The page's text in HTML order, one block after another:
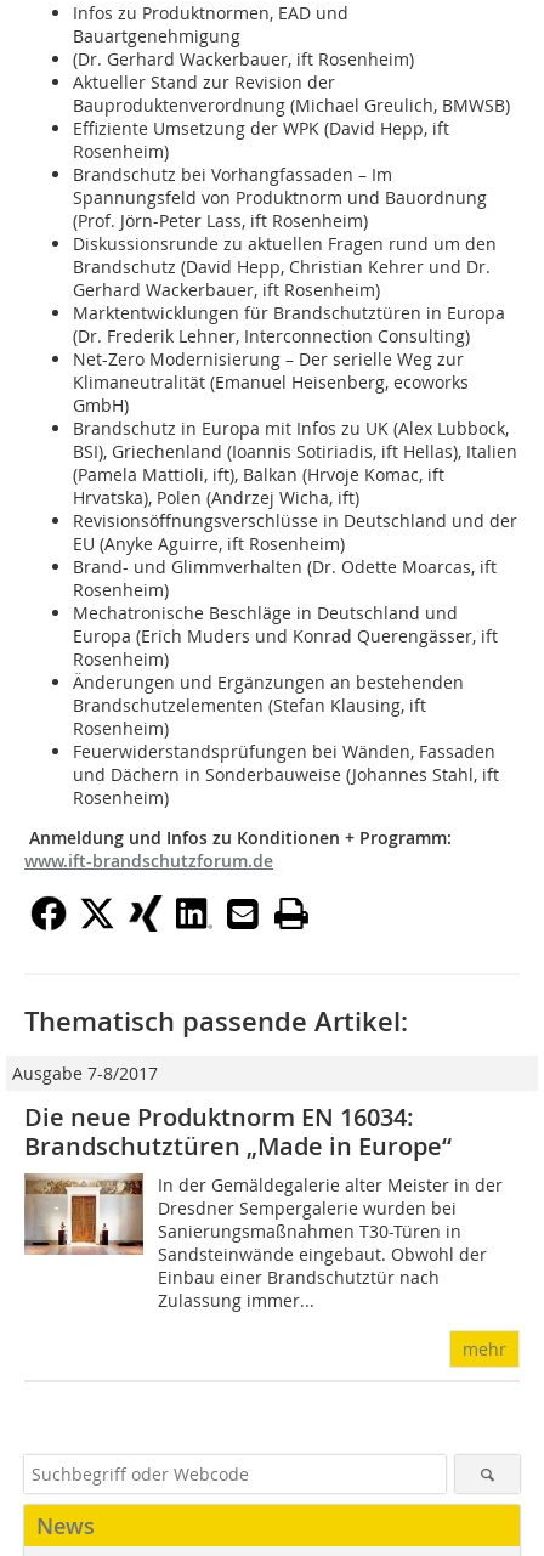
Infos zu Produktnormen, EAD und
Bauartgenehmigung
(Dr. Gerhard Wackerbauer, ift Rosenheim)
Aktueller Stand zur Revision der
Bauproduktenverordnung (Michael Greulich, BMWSB)
Effiziente Umsetzung der WPK (David Hepp, ift
Rosenheim)
Brandschutz bei Vorhangfassaden – Im
Spannungsfeld von Produktnorm und Bauordnung
(Prof. Jörn-Peter Lass, ift Rosenheim)
Diskussionsrunde zu aktuellen Fragen rund um den
Brandschutz (David Hepp, Christian Kehrer und Dr.
Gerhard Wackerbauer, ift Rosenheim)
Marktentwicklungen für Brandschutztüren in Europa
(Dr. Frederik Lehner, Interconnection Consulting)
Net-Zero Modernisierung – Der serielle Weg zur
Klimaneutralität (Emanuel Heisenberg, ecoworks
GmbH)
Brandschutz in Europa mit Infos zu UK (Alex Lubbock,
BSI), Griechenland (Ioannis Sotiriadis, ift Hellas), Italien
(Pamela Mattioli, ift), Balkan (Hrvoje Komac, ift
Hrvatska), Polen (Andrzej Wicha, ift)
Revisionsöffnungsverschlüsse in Deutschland und der
EU (Anyke Aguirre, ift Rosenheim)
Brand- und Glimmverhalten (Dr. Odette Moarcas, ift
Rosenheim)
Mechatronische Beschläge in Deutschland und
Europa (Erich Muders und Konrad Querengässer, ift
Rosenheim)
Änderungen und Ergänzungen an bestehenden
Brandschutzelementen (Stefan Klausing, ift
Rosenheim)
Feuerwiderstandsprüfungen bei Wänden, Fassaden
und Dächern in Sonderbauweise (Johannes Stahl, ift
Rosenheim)
Anmeldung und Infos zu Konditionen + Programm:
www.ift-brandschutzforum.de
Thematisch passende Artikel:
Ausgabe 7-8/2017
Die neue Produktnorm EN 16034:
Brandschutztüren „Made in Europe“
In der Gemäldegalerie alter Meister in der
Dresdner Sempergalerie wurden bei
Sanierungsmaßnahmen T30-Türen in
Sandsteinwände eingebaut. Obwohl der
Einbau einer Brandschutztür nach
Zulassung immer...
mehr
News